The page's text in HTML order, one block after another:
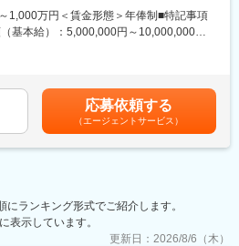
拠点（東京・大阪）の近くにお住まいで
う業務管理を行う必要はありますが、裁
ます）
、九州、中部、東北、海外在住の方もいま
要な時は大阪・東京等へ出張（宿泊も伴
/年です。（海外出張はほとんどありませ
品質戦略の立案から資料作成・評価まで一
発の品質面を支える中核ポジションで
管理に関する資料の整備・評価・助言・
等
薬会社または外資系製薬会社がほとんどで
1,000万円＜賃金形態＞年俸制■特記事項
基本給）：5,000,000円～10,000,000円
通じて上下する可能性があります。月給
た表記です。
応募依頼する
（エージェントサービス）
ランキング形式でご紹介します。
表示しています。
更新日： 2026/8/6（木）